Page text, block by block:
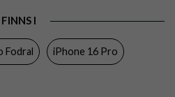
Dragkedja, Kortfack, RFID-skydd,
Stativfunktion
FINNS I
Fodral iPhone 16 Pro